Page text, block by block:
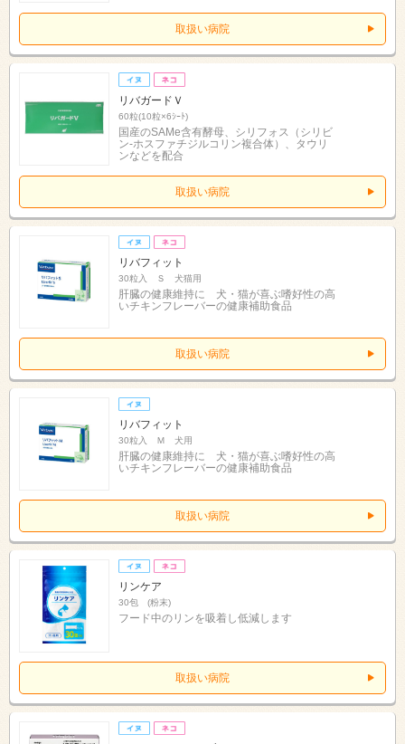
取扱い病院
リバガードＶ
60粒(10粒×6ｼｰﾄ)
国産のSAMe含有酵母、シリフォス（シリビ
ン-ホスファチジルコリン複合体）、タウリ
ンなどを配合
取扱い病院
リバフィット
30粒入 Ｓ 犬猫用
肝臓の健康維持に 犬・猫が喜ぶ嗜好性の高
いチキンフレーバーの健康補助食品
取扱い病院
リバフィット
30粒入 Ｍ 犬用
肝臓の健康維持に 犬・猫が喜ぶ嗜好性の高
いチキンフレーバーの健康補助食品
取扱い病院
リンケア
30包 (粉末)
フード中のリンを吸着し低減します
取扱い病院